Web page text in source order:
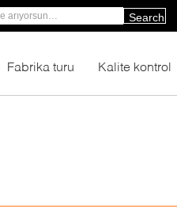
Search
Fabrika turu Kalite kontrol